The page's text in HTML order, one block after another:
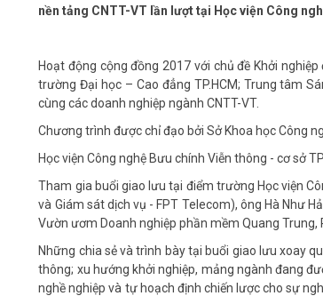
nền tảng CNTT-VT lần lượt tại Học viện Công
Hoạt động cộng đồng 2017 với chủ đề Khởi
trường Đại học – Cao đẳng TP.HCM; Trung tâm
cùng các doanh nghiệp ngành CNTT-VT.
Chương trình được chỉ đạo bởi Sở Khoa học Công
Học viện Công nghệ Bưu chính Viễn thông - cơ sở
Tham gia buổi giao lưu tại điểm trường Học viện
và Giám sát dịch vụ - FPT Telecom), ông Hà Như
Vườn ươm Doanh nghiệp phần mềm Quang Trung,
Những chia sẻ và trình bày tại buổi giao lưu xoay
thông; xu hướng khởi nghiệp, mảng ngành đang
nghề nghiệp và tự hoạch định chiến lược cho sự